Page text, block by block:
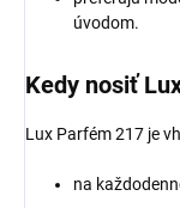
úvodom.
Kedy nosiť
Lux Parfém 217 je
na